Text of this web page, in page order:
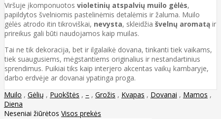
Viršuje įkomponuotos violetinių atspalvių muilo gėlės,
papildytos švelniomis pastelinėmis detalėmis ir žaluma. Muilo
gėlės atrodo itin tikroviškai, nevysta, skleidžia švelnų aromatą ir
prireikus gali būti naudojamos kaip muilas.
Tai ne tik dekoracija, bet ir ilgalaikė dovana, tinkanti tiek vaikams,
tiek suaugusiems, mėgstantiems originalius ir nestandartinius
sprendimus. Puikiai tiks kaip interjero akcentas vaikų kambaryje,
darbo erdvėje ar dovanai ypatinga proga.
Muilo , Gėlių , Puokštės , – , Grožis , Kvapas , Dovanai , Mamos ,
Diena
Neseniai žiūrėtos Visos prekės